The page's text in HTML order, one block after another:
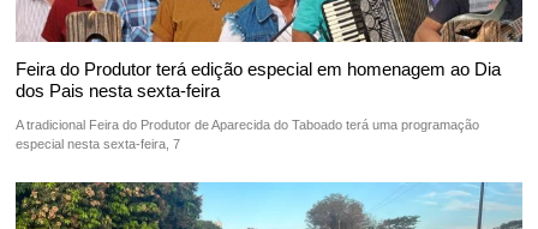
Feira do Produtor terá edição especial em homenagem ao Dia
dos Pais nesta sexta-feira
A tradicional Feira do Produtor de Aparecida do Taboado terá uma programação
especial nesta sexta-feira, 7